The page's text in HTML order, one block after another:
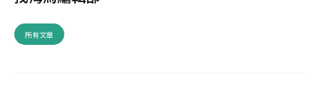
所有文章